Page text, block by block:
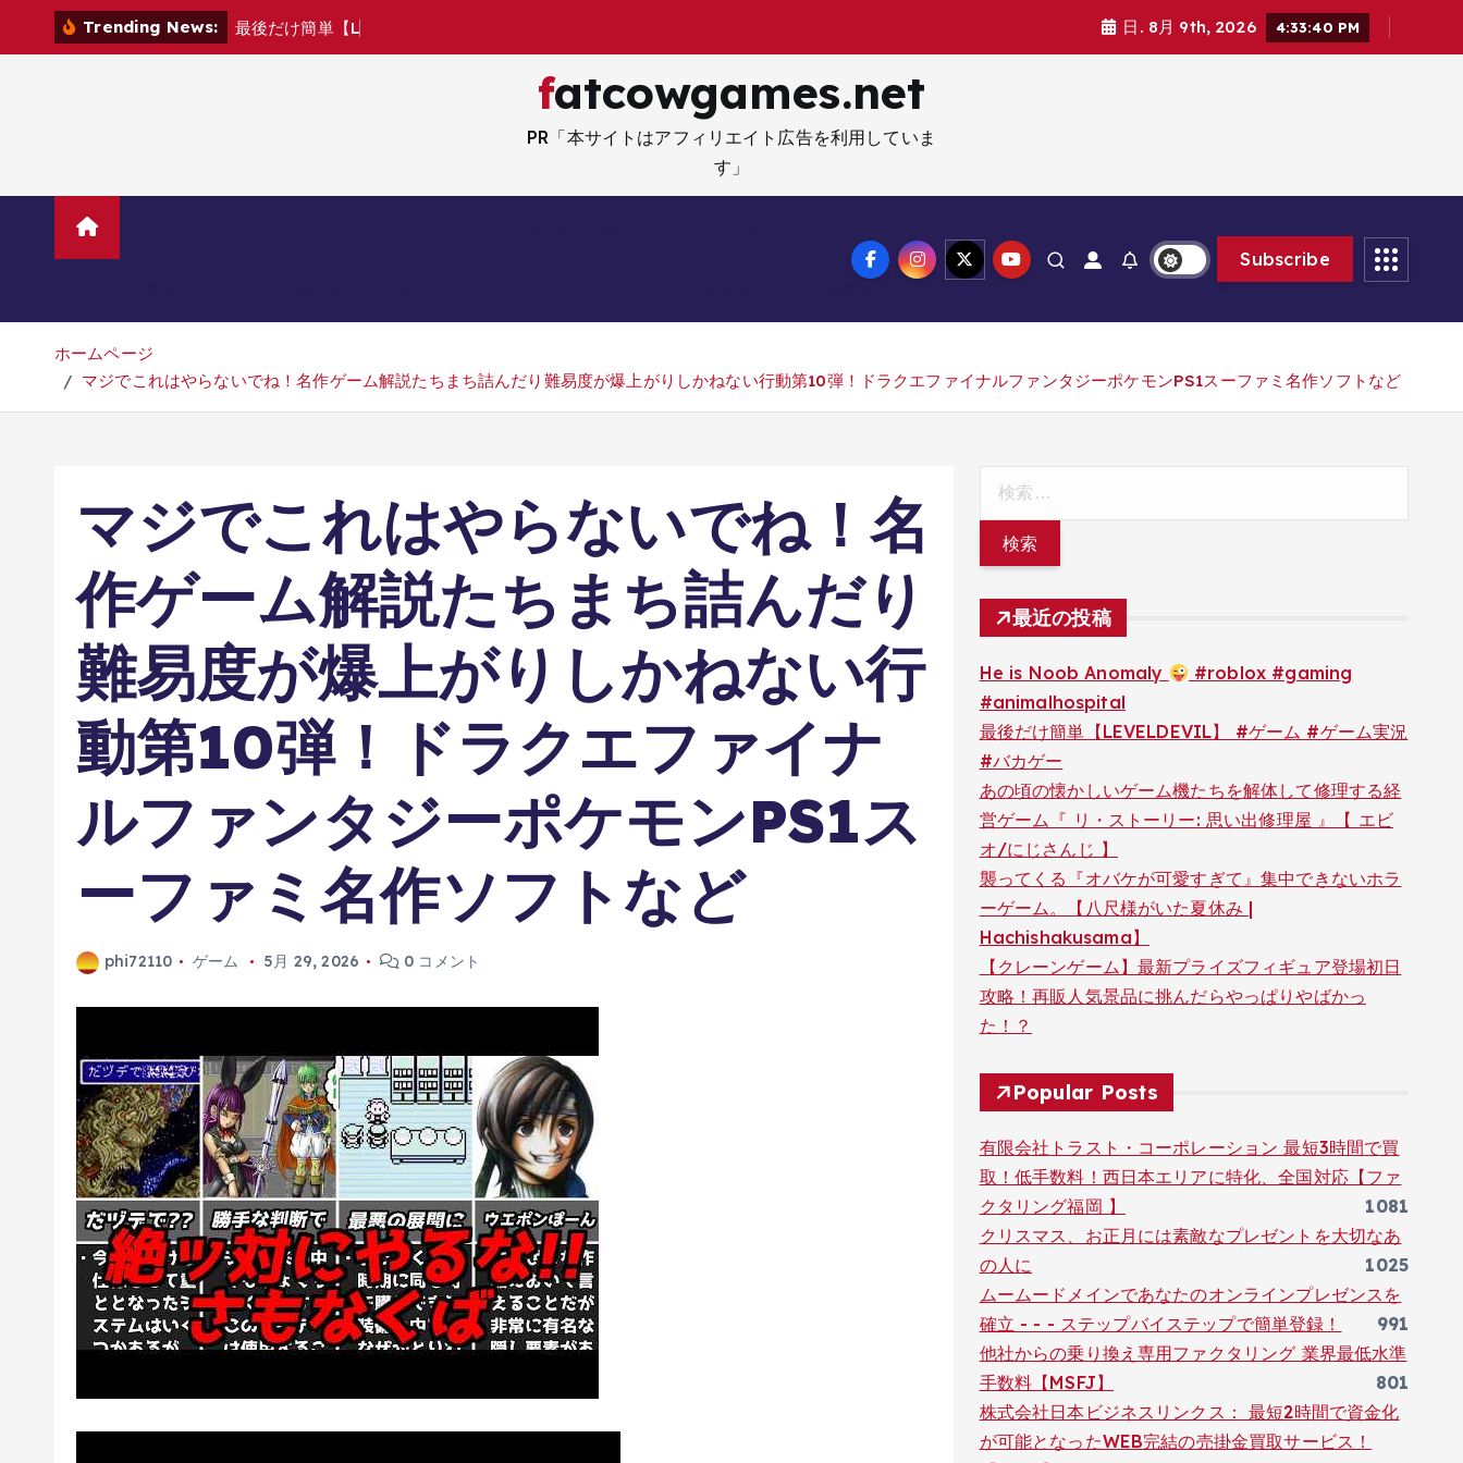
Trending News: 最後だけ簡単【L 日. 8月 9th, 2026 4:33:41 PM
fatcowgames.net
PR「本サイトはアフィリエイト広告を利用していま
す」
Subscribe
ホームページ
マジでこれはやらないでね！名作ゲーム解説たちまち詰んだり難易度が爆上がりしかねない行動第10弾！ドラクエファイナルファンタジーポケモンPS1スーファミ名作ソフトなど
マジでこれはやらないでね！名
作ゲーム解説たちまち詰んだり
難易度が爆上がりしかねない行
動第10弾！ドラクエファイナ
ルファンタジーポケモンPS1ス
ーファミ名作ソフトなど
phi72110 ゲーム 5月 29, 2026 0 コメント
最近の投稿
He is Noob Anomaly
#roblox #gaming
#animalhospital
最後だけ簡単【LEVELDEVIL】 #ゲーム #ゲーム実況
#バカゲー
あの頃の懐かしいゲーム機たちを解体して修理する経
営ゲーム『 リ・ストーリー: 思い出修理屋 』【 エビ
オ/にじさんじ 】
襲ってくる『オバケが可愛すぎて』集中できないホラ
ーゲーム。【八尺様がいた夏休み |
Hachishakusama】
【クレーンゲーム】最新プライズフィギュア登場初日
攻略！再販人気景品に挑んだらやっぱりやばかっ
た！？
Popular Posts
有限会社トラスト・コーポレーション 最短3時間で買
取！低手数料！西日本エリアに特化、全国対応【ファ
クタリング福岡 】
1081
クリスマス、お正月には素敵なプレゼントを大切なあ
の人に
1025
ムームードメインであなたのオンラインプレゼンスを
確立 - - - ステップバイステップで簡単登録！
991
他社からの乗り換え専用ファクタリング 業界最低水準
手数料【MSFJ】
801
株式会社日本ビジネスリンクス： 最短2時間で資金化
が可能となったWEB完結の売掛金買取サービス！